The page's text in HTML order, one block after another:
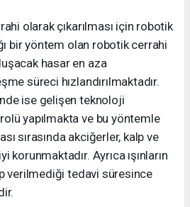
olarak çıkarılması için robotik
bir yöntem olan robotik cerrahi
hasar en aza
süreci hızlandırılmaktadır.
ise gelişen teknoloji
yapılmakta ve bu yöntemle
sırasında akciğerler, kalp ve
Ayrıca ışınların
verilmediği tedavi süresince